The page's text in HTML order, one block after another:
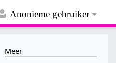
Anonieme gebruiker
Meer